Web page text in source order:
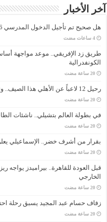
آخر الأخبار
هل صحيح تم تأجيل الدخول المدرسي 2026
‏4 ساعات مضت
طريق زد الإفريقي.. موعد مواجهة
الكونفدرالية
‏20 ساعة مضت
رحيل 12 لاعباً عن الأهلي هذا الصيف.. وتريزيجيه وديانج وبن رمضان في المقدمة
‏20 ساعة مضت
في بطولة العالم بتشيلي.. ناشئات
‏20 ساعة مضت
بقرار من أشرف خضر.. الإسماعيلي
‏20 ساعة مضت
قبل العودة للقاهرة.. بيراميدز
الخارجي
‏20 ساعة مضت
زفاف حسام عبد المجيد يسبق رحلة
‏20 ساعة مضت